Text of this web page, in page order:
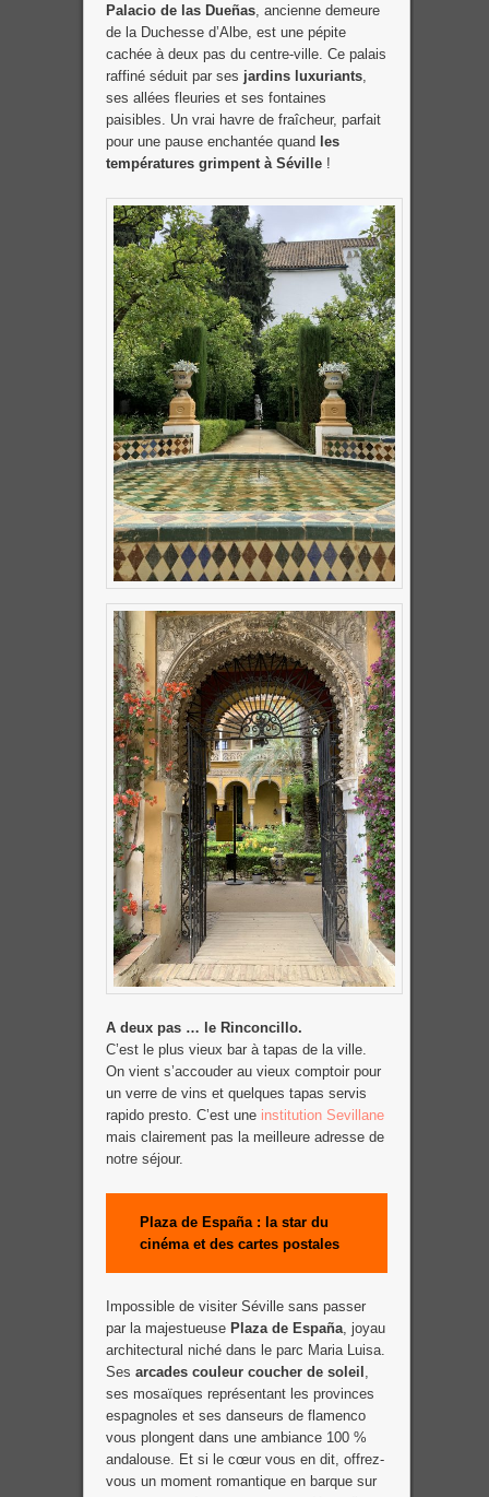
Palacio de las Dueñas, ancienne demeure
de la Duchesse d’Albe, est une pépite
cachée à deux pas du centre-ville. Ce palais
raffiné séduit par ses jardins luxuriants,
ses allées fleuries et ses fontaines
paisibles. Un vrai havre de fraîcheur, parfait
pour une pause enchantée quand les
températures grimpent à Séville!
A deux pas … le Rinconcillo.
C’est le plus vieux bar à tapas de la ville.
On vient s’accouder au vieux comptoir pour
un verre de vins et quelques tapas servis
rapido presto. C’est une institution Sevillane
mais clairement pas la meilleure adresse de
notre séjour.
Plaza de España : la star du
cinéma et des cartes postales
Impossible de visiter Séville sans passer
par la majestueuse Plaza de España, joyau
architectural niché dans le parc Maria Luisa.
Ses arcades couleur coucher de soleil
ses mosaïques représentant les provinces
espagnoles et ses danseurs de flamenco
vous plongent dans une ambiance 100 %
andalouse. Et si le cœur vous en dit, offrez-
vous un moment romantique en barque sur